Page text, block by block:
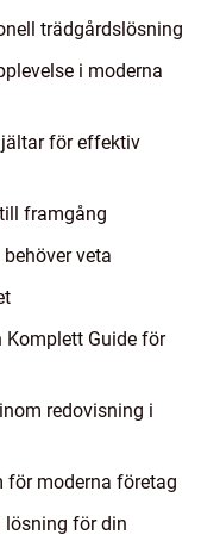
trädgårdslösning
i moderna
för effektiv
framgång
veta
Komplett Guide för
redovisning i
för moderna företag
lösning för din